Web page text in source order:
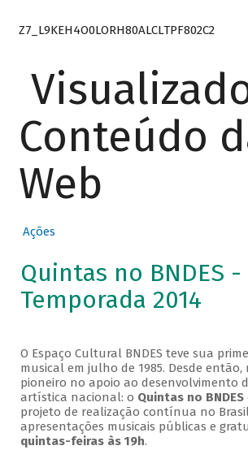
Z7_L9KEH4O0LORH80ALCLTPF802C2
Conteúdo
Web
Ações
Quintas no BNDES -
Temporada 2014
O Espaço Cultural BNDES teve sua
musical em julho de 1985. Desde
pioneiro no apoio ao desenvolvimento
artística nacional: o Quintas no BNDES
projeto de realização contínua no
apresentações musicais públicas e
quintas-feiras às 19h.